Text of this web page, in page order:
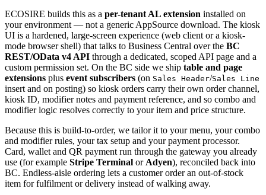
ECOSIRE builds this as a per-tenant AL extension installed on
your environment — not a generic AppSource download. The kiosk
UI is a hardened, large-screen experience (web client or a kiosk-
mode browser shell) that talks to Business Central over the BC
REST/OData v4 API through a dedicated, scoped API page and a
custom permission set. On the BC side we ship table and page
extensions plus event subscribers (on Sales Header/Sales Line
insert and on posting) so kiosk orders carry their own order channel,
kiosk ID, modifier notes and payment reference, and so combo and
modifier logic resolves correctly to your item and price structure.
Because this is build-to-order, we tailor it to your menu, your combo
and modifier rules, your tax setup and your payment processor.
Card, wallet and QR payment run through the gateway you already
use (for example Stripe Terminal or Adyen), reconciled back into
BC. Endless-aisle ordering lets a customer order an out-of-stock
item for fulfilment or delivery instead of walking away.